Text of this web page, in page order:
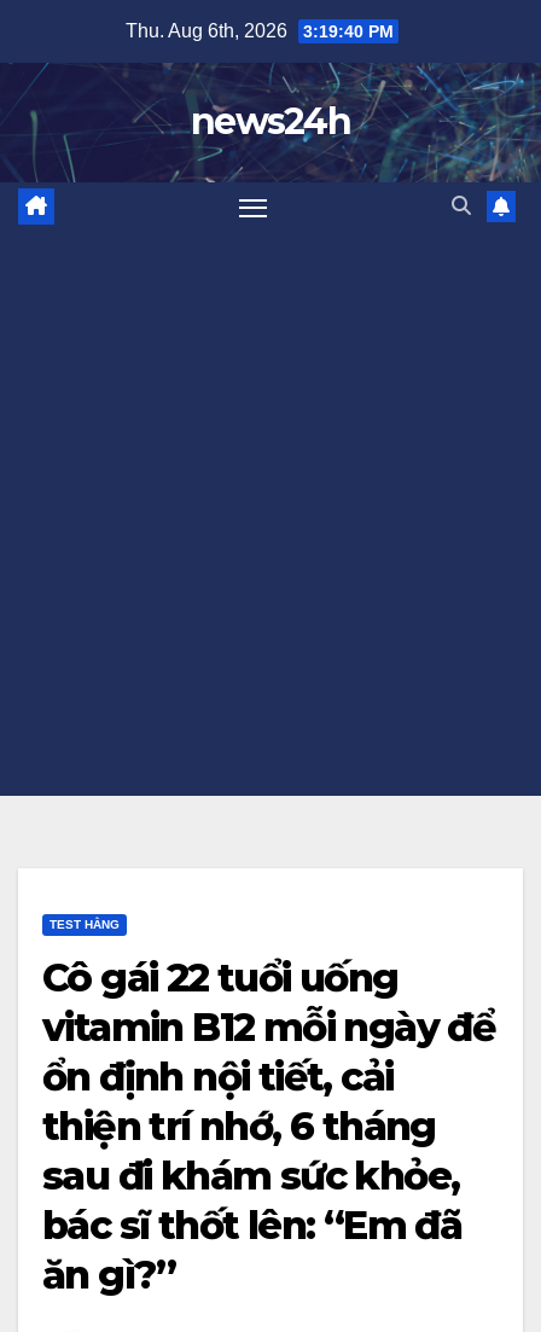
content
Thu. Aug 6th, 2026 3:19:42 PM
news24h
TEST HẰNG
Cô gái 22 tuổi uống
vitamin B12 mỗi ngày để
ổn định nội tiết, cải
thiện trí nhớ, 6 tháng
sau đi khám sức khỏe,
bác sĩ thốt lên: “Em đã
ăn gì?”